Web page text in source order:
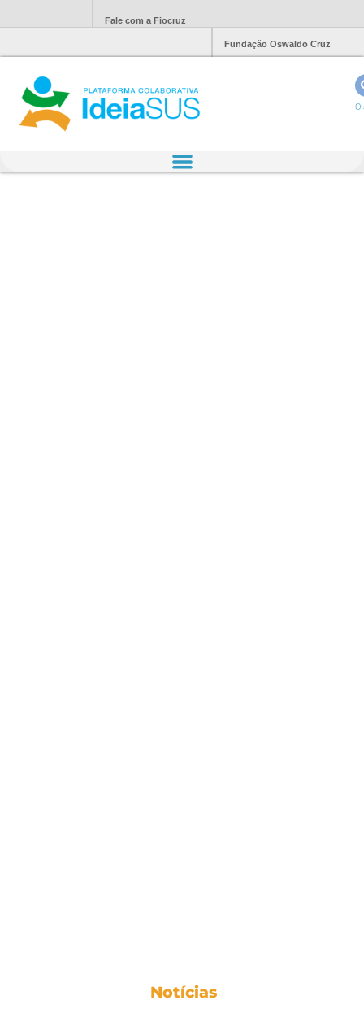
Fale com a Fiocruz
Fundação Oswaldo Cruz
Notícias